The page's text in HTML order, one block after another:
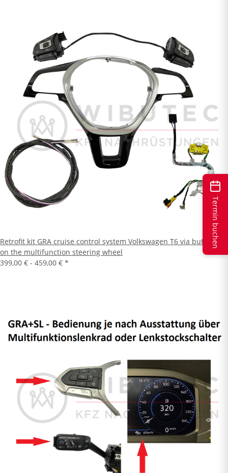
Retrofit kit GRA cruise control system Volkswagen T6 via buttons
on the multifunction steering wheel
399,00 € - 459,00 € *
Termin buchen